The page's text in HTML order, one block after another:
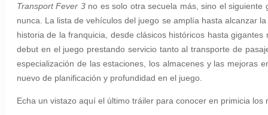
​​Transport Fever 3no es solo otra secuela más, sino el siguiente
nunca. La lista de vehículos del juego se amplía hasta alcanzar
historia de la franquicia, desde clásicos históricos hasta
debut en el juego prestando servicio tanto al transporte de
especialización de las estaciones, los almacenes y las mejoras
nuevo de planificación y profundidad en el juego.
Echa un vistazo aquí el último tráiler para conocer en primicia